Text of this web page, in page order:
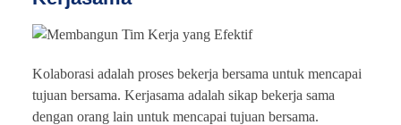
Kolaborasi adalah proses bekerja bersama untuk mencapai
tujuan bersama. Kerjasama adalah sikap bekerja sama
dengan orang lain untuk mencapai tujuan bersama.